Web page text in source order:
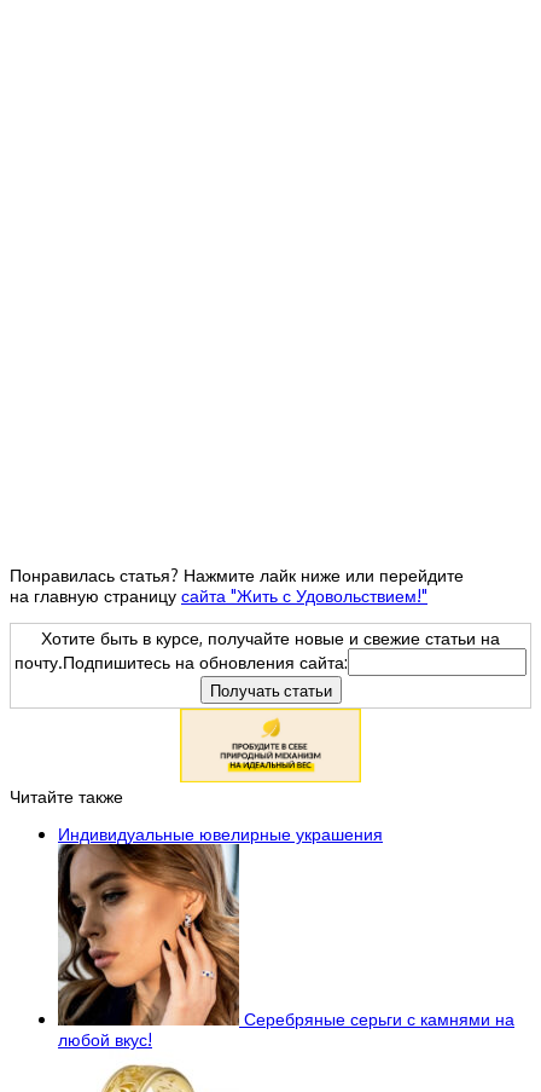
Понравилась статья? Нажмите лайк ниже или перейдите
на главную страницу сайта "Жить с Удовольствием!"
Хотите быть в курсе, получайте новые и свежие статьи на
почту.Подпишитесь на обновления сайта:
Читайте также
Индивидуальные ювелирные украшения
Серебряные серьги с камнями на
любой вкус!